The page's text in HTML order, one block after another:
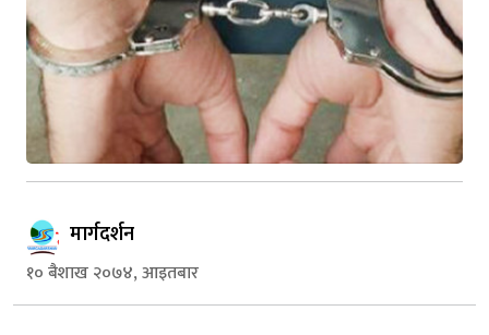
मार्गदर्शन
१० बैशाख २०७४, आइतबार